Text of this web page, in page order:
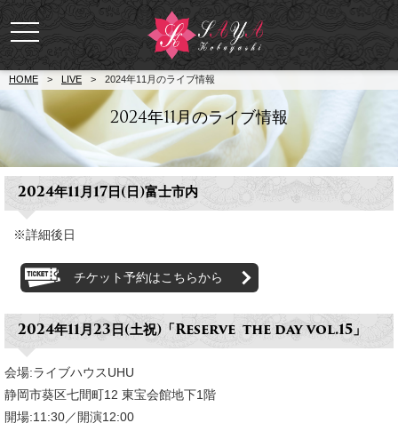
toggle
navigation
HOME > LIVE > 2024年11月のライブ情報
2024年11月のライブ情報
2024年11月17日(日)富士市内
※詳細後日
チケット予約はこちらから
2024年11月23日(土祝) 「Reserve the day vol.15」
会場:ライブハウスUHU
静岡市葵区七間町12 東宝会館地下1階
開場:11:30／開演12:00